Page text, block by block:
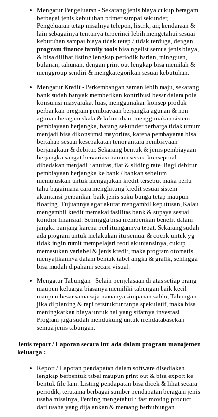
MengaturPengeluaran - Sekarang jenis biaya cukup beragam
berbagai jenis kebutuhan primer sampai sekunder,
Pengeluaran tetap misalnya telepon, listrik, air, kendaraan &
lain sebagainya tentunya terperinci lebih mengetahui sesuai
kebutuhan sampai biaya tidak tetap / tidak terduga, dengan
program finance family tools bisa ngelist semua jenis biaya,
& bisa dilihat listing lengkap periodik harian, mingguan,
bulanan, tahunan. dengan print out lengkap bisa memilah &
menggroup sendiri & mengkategorikan sesuai kebutuhan.
MengaturKredit - Perkembangan zaman lebih maju, sekarang
bank sudah banyak memberikan kontribusi besar dalam pola
konsumsi masyarakat luas, menggunakan konsep produk
perbankan program pembiayaan berjangka agunan & non-
agunan beragam skala & kebutuhan. menggunakan sistem
pembiayaan berjangka, barang sekunder berharga tidak umum
menjadi bisa dikonsumsi mayoritas, karena pembayaran bisa
bertahap sesuai kesepakatan tenor antara pembiayaan
berjangkaur & debitur. Sekarang bentuk & jenis pembiayaan
berjangka sangat bervariasi namun secara konseptual
dibedakan menjadi : anuitas, flat & sliding rate. Bagi debitur
pembiayaan berjangka ke bank / bahkan sebelum
memutuskan untuk mengajukan kredit tersebut maka perlu
tahu bagaimana cara menghitung kredit sesuai sistem
akuntansi perbankan baik jenis suku bunga tetap maupun
floating. Tujuannya agar akurat mengambil keputusan, Kalau
mengambil kredit memakai fasilitas bank & supaya sesuai
kondisi finansial. Sehingga bisa memberikan benefit dalam
jangka panjang karena perhitungannya tepat. Sekarang sudah
ada program untuk melakukan itu semua, & cocok untuk yg
tidak ingin rumit mempelajari teori akuntansinya, cukup
memasukan variabel & jenis kredit, maka program otomatis
menyajikannya dalam bentuk tabel angka & grafik, sehingga
bisa mudah dipahami secara visual.
MengaturTabungan - Selain penjelasaan di atas setiap orang
maupun keluarga biasanya memiliki tabungan baik kecil
maupun besar sama saja namanya simpanan saldo, Tabungan
jika di planing & rapi terstruktur tanpa spekulatif, maka bisa
meningkatkan biaya untuk hal yang sifatnya investasi.
Program juga sudah mendukung untuk mendatabasekan
semua jenis tabungan.
Jenis report / Laporan secara inti ada dalam program manajemen
keluarga :
Report / Laporan pendapatan dalam software disediakan
lengkap berbentuk tabel maupun print out & bisa export ke
bentuk file lain. Listing pendapatan bisa dicek & lihat secara
periodik, terutama berbagai sumber pendapatan beragam jenis
usaha misalnya, Penting mengetahui : fast moving product
dari usaha yang dijalankan & memang berhubungan.